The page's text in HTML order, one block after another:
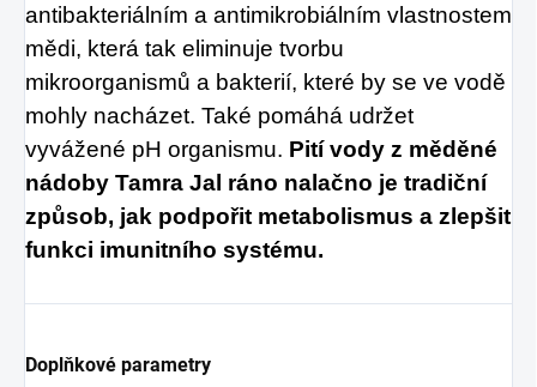
antibakteriálním a antimikrobiálním vlastnostem
mědi, která tak eliminuje tvorbu
mikroorganismů a bakterií, které by se ve vodě
mohly nacházet. Také pomáhá udržet
vyvážené pH organismu. Pití vody z měděné
nádoby Tamra Jal ráno nalačno je tradiční
způsob, jak podpořit metabolismus a zlepšit
funkci imunitního systému.
Doplňkové parametry